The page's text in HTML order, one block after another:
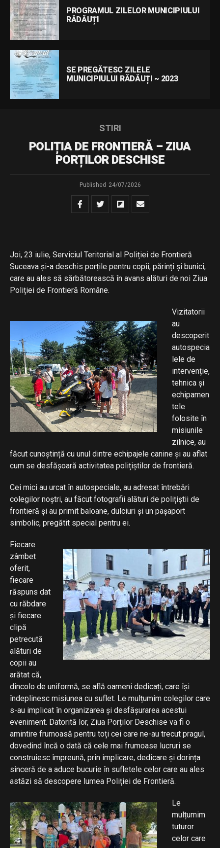
PROGRAMUL ZILELOR MUNICIPIULUI
RĂDĂUȚI
SE PREGĂTESC ZILELE
MUNICIPIULUI RĂDĂUȚI ~ 2023
STIRI
POLIȚIA DE FRONTIERĂ – ZIUA
PORȚILOR DESCHISE
Published 24/07/2026
Joi, 23 iulie, Serviciul Teritorial al Poliției de Frontieră
Suceava și-a deschis porțile pentru copii, părinți și bunici,
care au ales să sărbătorească în avans alături de noi Ziua
Poliției de Frontieră Române.
Vizitatorii
au
descoperit
autospecia
lele de
intervenție,
tehnica și
echipamen
tele
folosite în
misiunile
zilnice, au
făcut cunoștință cu unul dintre echipajele canine și au aflat
cum se desfășoară activitatea polițiștilor de frontieră.
Cei mici au urcat în autospeciale, au adresat întrebări
colegilor noștri, au făcut fotografii alături de polițiștii de
frontieră și au primit baloane, dulciuri și un pașaport
simbolic, pregătit special pentru ei.
Fiecare
zâmbet
oferit,
fiecare
răspuns dat
cu răbdare
și fiecare
clipă
petrecută
alături de
copii au
arătat că,
dincolo de uniformă, se află oameni dedicați, care își
îndeplinesc misiunea cu suflet. Le mulțumim colegilor care
s-au implicat în organizarea și desfășurarea acestui
eveniment. Datorită lor, Ziua Porților Deschise va fi o
amintire frumoasă pentru toți cei care ne-au trecut pragul,
dovedind încă o dată că cele mai frumoase lucruri se
construiesc împreună, prin implicare, dedicare și dorința
sinceră de a aduce bucurie în sufletele celor care au ales
astăzi să descopere lumea Poliției de Frontieră.
Le
mulțumim
tuturor
celor care